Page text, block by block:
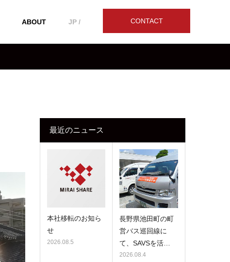
CONTACT
ABOUT JP /
最近のニュース
本社移転のお知ら
せ
2026.08.5
長野県池田町の町
営バス巡回線に
て、SAVSを活…
2026.08.4